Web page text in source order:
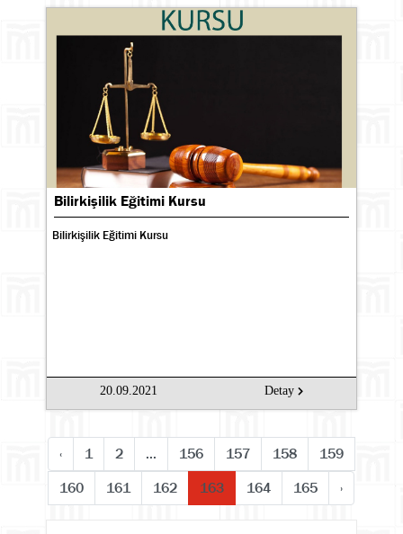
Bilirkişilik Eğitimi Kursu
Bilirkişilik Eğitimi Kursu
20.09.2021 Detay
‹ 1 2 ... 156 157 158
159
160
161 162 163 164 165 ›